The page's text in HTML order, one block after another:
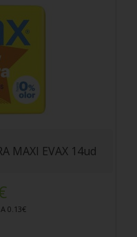
MAXI EVAX 14ud
0.13€